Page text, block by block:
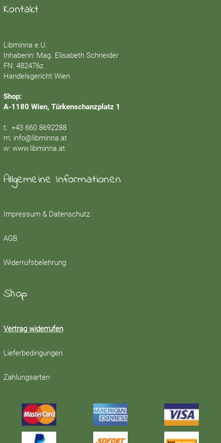
Kontakt
Libminna e.U.
Inhaberin: Mag. Elisabeth Schneider
FN: 482476z
Handelsgericht Wien
Shop:
A-1180 Wien, Türkenschanzplatz 1
t:+43 660 8692288
m: info@libminna.at
w:www.libminna.at
Allgemeine Informationen
Impressum & Datenschutz
AGB
Widerrufsbelehrung
Shop
Vertrag widerrufen
Lieferbedingungen
Zahlungsarten